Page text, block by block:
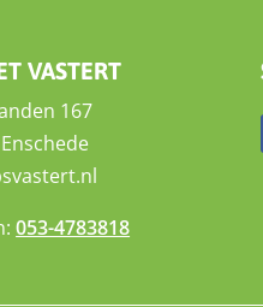
VASTERT
167
053-4783818